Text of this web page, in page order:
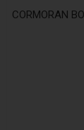
CORMORAN